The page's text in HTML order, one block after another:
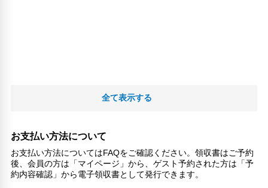
全て表示する
お支払い方法について
お支払い方法についてはFAQをご確認ください。領収書はご予約
後、会員の方は「マイページ」から、ゲスト予約された方は「予
約内容確認」から電子領収書として発行できます。